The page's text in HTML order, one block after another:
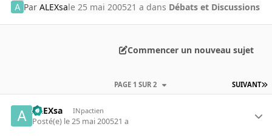
ParALEXsale 25 mai 200521 a dans Débats et Discussions
Commencer un nouveau sujet
SUIVANT
PAGE 1 SUR 2
ALEXsa INpactien
Posté(e) le 25 mai 200521 a